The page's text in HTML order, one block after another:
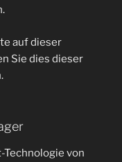
auf dieser
Sie dies dieser
von